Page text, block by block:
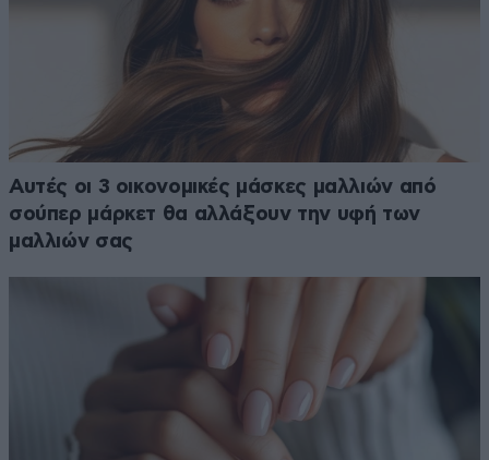
Αυτές οι 3 οικονομικές μάσκες μαλλιών από
σούπερ μάρκετ θα αλλάξουν την υφή των
μαλλιών σας